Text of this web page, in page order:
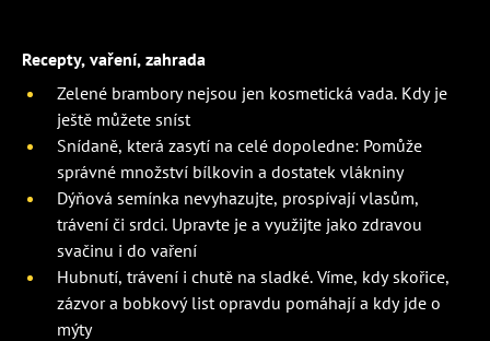
Recepty, vaření, zahrada
Zelené brambory nejsou jen kosmetická vada. Kdy je
ještě můžete sníst
Snídaně, která zasytí na celé dopoledne: Pomůže
správné množství bílkovin a dostatek vlákniny
Dýňová semínka nevyhazujte, prospívají vlasům,
trávení či srdci. Upravte je a využijte jako zdravou
svačinu i do vaření
Hubnutí, trávení i chutě na sladké. Víme, kdy skořice,
zázvor a bobkový list opravdu pomáhají a kdy jde o
mýty